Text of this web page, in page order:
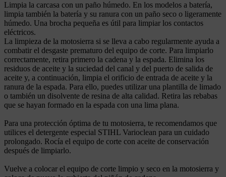
Limpia la carcasa con un paño húmedo. En los modelos a batería,
limpia también la batería y su ranura con un paño seco o ligeramente
húmedo. Una brocha pequeña es útil para limpiar los contactos
eléctricos.
La limpieza de la motosierra si se lleva a cabo regularmente ayuda a
combatir el desgaste prematuro del equipo de corte. Para limpiarlo
correctamente, retira primero la cadena y la espada. Elimina los
residuos de aceite y la suciedad del canal y del puerto de salida de
aceite y, a continuación, limpia el orificio de entrada de aceite y la
ranura de la espada. Para ello, puedes utilizar una plantilla de limado
o también un disolvente de resina de alta calidad. Retira las rebabas
que se hayan formado en la espada con una lima plana.
Para una protección óptima de tu motosierra, te recomendamos que
utilices el detergente especial STIHL Varioclean para un cuidado
prolongado. Rocía el equipo de corte con aceite de conservación
después de limpiarlo.
Vuelve a colocar el equipo de corte limpio y seco en la motosierra y